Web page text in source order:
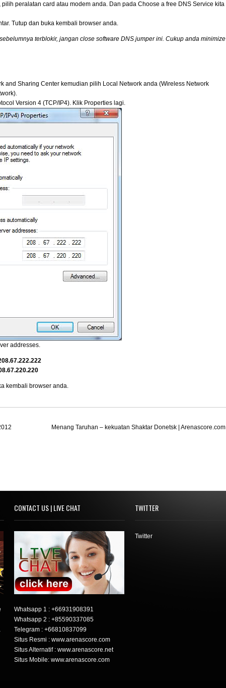
peralatan card atau modem anda. Dan pada Choose a free DNS Service kita
Tutup dan buka kembali browser anda.
terblokir, jangan close software DNS jumper ini. Cukup anda minimize
and Sharing Center kemudian pilih Local Network anda (Wireless Network
Version 4 (TCP/IP4). Klik Properties lagi.
addresses.
kembali browser anda.
Menang Taruhan – kekuatan Shaktar Donetsk | Arenascore.com
.
CONTACT US | LIVE CHAT
Whatsapp 1 : +66931908391
Whatsapp 2 : +85590337085
Telegram : +66810837099
Situs Resmi : www.arenascore.com
Situs Alternatif : www.arenascore.net
Situs Mobile: www.arenascore.com
TWITTER
Twitter